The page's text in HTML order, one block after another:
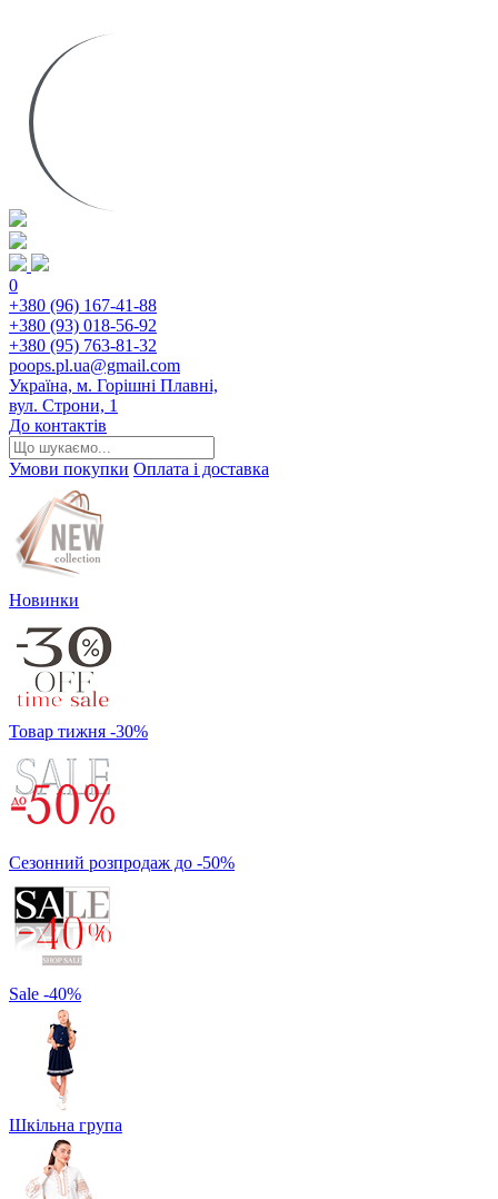
0
+380 (96) 167-41-88
+380 (93) 018-56-92
+380 (95) 763-81-32
poops.pl.ua@gmail.com
Україна, м. Горішні Плавні,
вул. Строни, 1
До контактів
Умови покупки Оплата і доставка
Новинки
Товар тижня -30%
Сезонний розпродаж до -50%
Sale -40%
Шкільна група